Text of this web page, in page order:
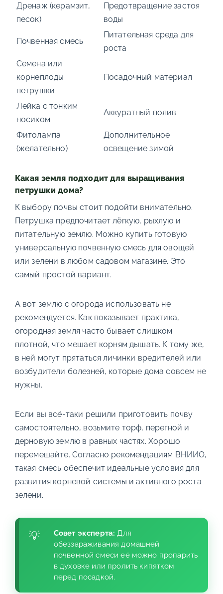
Дренаж (керамзит,
песок)
Предотвращение застоя
воды
Почвенная смесь
Питательная среда для
роста
Семена или
корнеплоды
петрушки
Посадочный материал
Лейка с тонким
носиком
Аккуратный полив
Фитолампа
(желательно)
Дополнительное
освещение зимой
Какая земля подходит для выращивания
петрушки дома?
К выбору почвы стоит подойти внимательно.
Петрушка предпочитает лёгкую, рыхлую и
питательную землю. Можно купить готовую
универсальную почвенную смесь для овощей
или зелени в любом садовом магазине. Это
самый простой вариант.
А вот землю с огорода использовать не
рекомендуется. Как показывает практика,
огородная земля часто бывает слишком
плотной, что мешает корням дышать. К тому же,
в ней могут прятаться личинки вредителей или
возбудители болезней, которые дома совсем не
нужны.
Если вы всё-таки решили приготовить почву
самостоятельно, возьмите торф, перегной и
дерновую землю в равных частях. Хорошо
перемешайте. Согласно рекомендациям ВНИИО,
такая смесь обеспечит идеальные условия для
развития корневой системы и активного роста
зелени.
Совет эксперта: Для
обеззараживания домашней
почвенной смеси её можно пропарить
в духовке или пролить кипятком
перед посадкой.